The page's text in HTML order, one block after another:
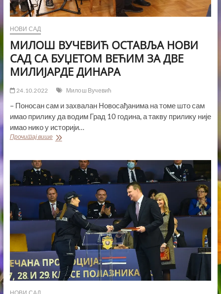
НОВИ САД
МИЛОШ ВУЧЕВИЋ ОСТАВЉА НОВИ
САД СА БУЏЕТОМ ВЕЋИМ ЗА ДВЕ
МИЛИЈАРДЕ ДИНАРА
24.10.2022 Милош Вучевић
– Поносан сам и захвалан Новосађанима на томе што сам
имао прилику да водим Град 10 година, а такву прилику није
имао нико у историји…
Прочитај вишеМИЛОШ
СА
БУЏЕТОМ
ВЕЋИМ
ЗА
ДВЕ
МИЛИЈАРДЕ
ДИНАРА